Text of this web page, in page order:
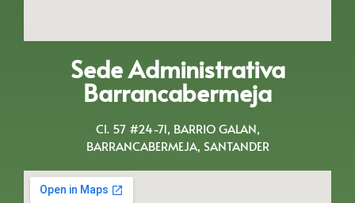
Sede Administrativa
Barrancabermeja
Cl. 57 #24-71, BARRIO GALAN,
BARRANCABERMEJA, SANTANDER